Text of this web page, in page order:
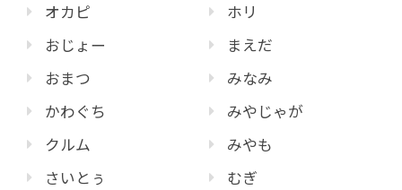
オカピ
おじょー
おまつ
かわぐち
クルム
さいとぅ
ホリ
まえだ
みなみ
みやじゃが
みやも
むぎ